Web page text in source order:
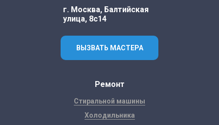
г. Москва, Балтийская
улица, 8с14
ВЫЗВАТЬ МАСТЕРА
Ремонт
Стиральной машины
Холодильника